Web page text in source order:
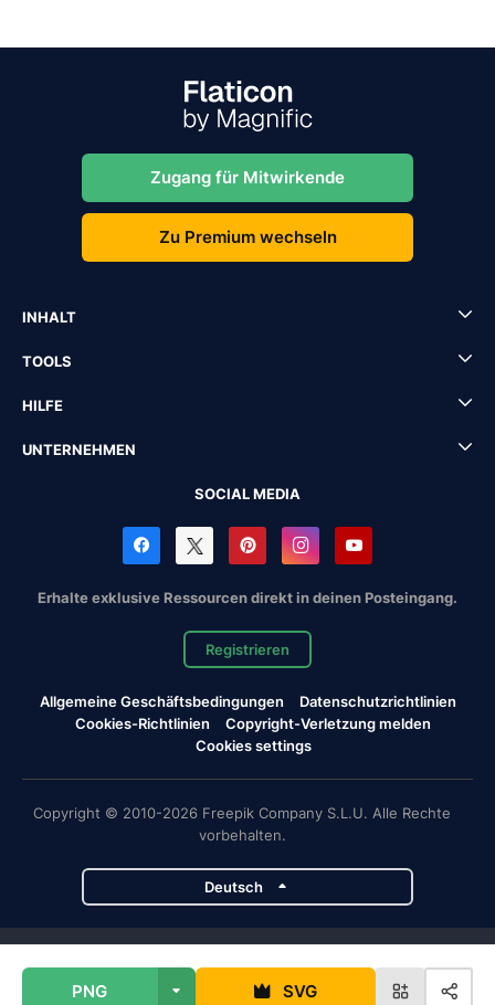
PNG SVG
Zugang für Mitwirkende
Zu Premium wechseln
INHALT
TOOLS
HILFE
UNTERNEHMEN
SOCIAL MEDIA
Erhalte exklusive Ressourcen direkt in deinen Posteingang.
Registrieren
Allgemeine Geschäftsbedingungen
Datenschutzrichtlinien
Cookies-Richtlinien
Copyright-Verletzung melden
Cookies settings
Copyright © 2010-2026 Freepik Company S.L.U. Alle Rechte
vorbehalten.
Deutsch